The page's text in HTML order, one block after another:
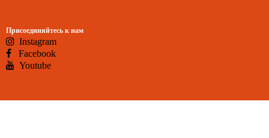
Присоединяйтесь к нам
Instagram
Facebook
Youtube